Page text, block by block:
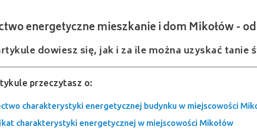
dowiesz się, jak i za ile można uzyskać tanie
przeczytasz o:
charakterystyki energetycznej budynku w miejscowości
charakterystyki energetycznej w miejscowości Mikołów